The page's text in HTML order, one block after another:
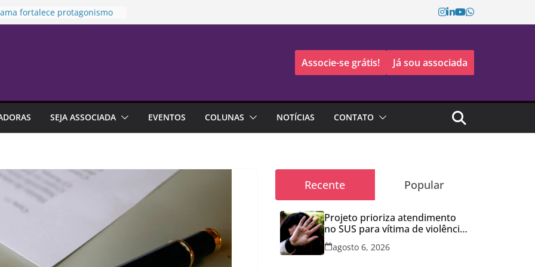
fortalece protagonismo
de franquias
é alternativa de
Associe-se grátis! Já sou associada
SEJA ASSOCIADA EVENTOS COLUNAS NOTÍCIAS CONTATO
Recente Popular
Projeto prioriza atendimento
no SUS para vítima de violência
doméstica
agosto 6, 2026